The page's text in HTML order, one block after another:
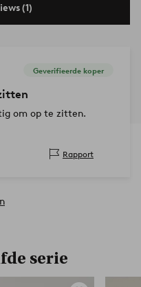
(1)
Geverifieerde koper
om op te zitten.
Rapport
serie